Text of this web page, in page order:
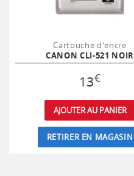
Cartouche d'encre
CANON CLI-521 NOIR
13€
AJOUTER AU PANIER
RETIRER EN MAGASIN